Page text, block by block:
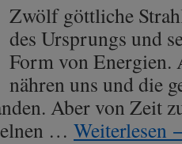
Zwölf göttliche
des Ursprungs und
Form von Energien.
nähren uns und die
Aber von Zeit
… Weiterlesen